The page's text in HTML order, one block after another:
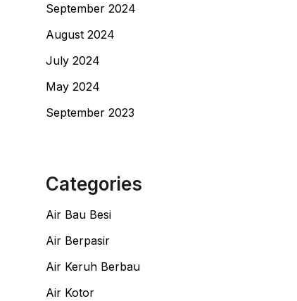
September 2024
August 2024
July 2024
May 2024
September 2023
Categories
Air Bau Besi
Air Berpasir
Air Keruh Berbau
Air Kotor